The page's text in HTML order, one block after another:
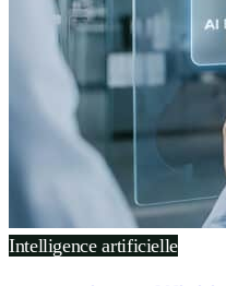
Intelligence artificielle